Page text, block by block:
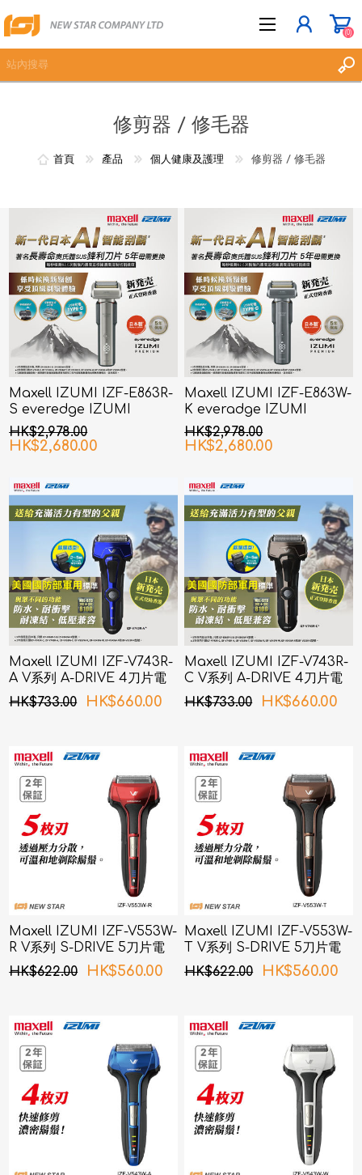
登入
(0)
修剪器 / 修毛器
首頁 產品 個人健康及護理 修剪器 / 修毛器
Maxell IZUMI IZF-E863R-
S everedge IZUMI
Premium 系列 6刀片AI智能
感應技術電鬚刨 (銀色)
HK$2,978.00
HK$2,680.00
Maxell IZUMI IZF-E863W-
K everadge IZUMI
Premium 系列 6刀片AI智能
感應技術電鬚刨 (黑鎳色)
HK$2,978.00
HK$2,680.00
Maxell IZUMI IZF-V743R-
A V系列 A-DRIVE 4刀片電
鬚刨 (深海藍色)
HK$733.00 HK$660.00
Maxell IZUMI IZF-V743R-
C V系列 A-DRIVE 4刀片電
鬚刨 (銅色)
HK$733.00 HK$660.00
Maxell IZUMI IZF-V553W-
R V系列 S-DRIVE 5刀片電
鬚刨 (紅色)
HK$622.00 HK$560.00
Maxell IZUMI IZF-V553W-
T V系列 S-DRIVE 5刀片電
鬚刨 (啡色)
HK$622.00 HK$560.00